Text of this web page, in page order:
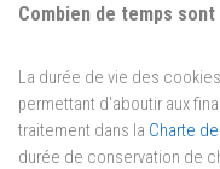
Combien de temps
La durée de vie des
permettant d'aboutir aux
traitement dans la Charte
durée de conservation de